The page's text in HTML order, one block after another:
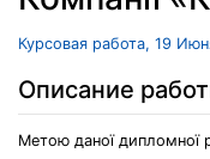
Курсовая работа, 19
Описание
Метою даної дипломної